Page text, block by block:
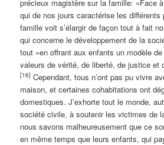
précieux magistère sur la famille: «Face
qui de nos jours caractérise les
famille voit s’élargir de façon tout à fait
qui concerne le développement de la
tout «en offrant aux enfants un modèle
valeurs de vérité, de liberté, de justice et
[16] Cependant, tous n’ont pas pu vivre
maison, et certaines cohabitations ont
domestiques. J’exhorte tout le monde,
société civile, à soutenir les victimes de
nous savons malheureusement que ce
en même temps que leurs enfants, qui